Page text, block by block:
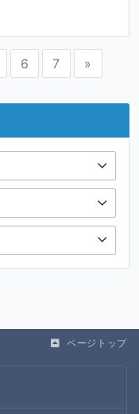
6 7 »
ページトップ